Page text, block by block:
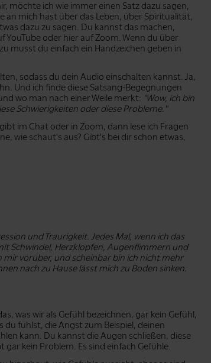
möchte ich wie immer einen Satz dazu sagen,
an mich hast über das Leben, über Spiritualität,
dazu zu sagen. Du kannst das machen,
oder hier auf Zoom. Wenn du über
musst du einfach ein Handzeichen geben in
sodass du dein Audio einschalten kannst. Ja,
Und ich finde diese Satsang-Begegnungen
wo man nach einer Weile merkt: "Wow, ich bin
Schwierigkeiten oder diese Probleme."
im Chat oder in Zoom, dann lese ich Fragen
wie schaut's aus? Gibt's bei dir schon etwas,
und Traurigkeit. Jedes Mal, wenn ich das
Schwindel, Herzklopfen, Augenflimmern und
vorüber, und scheinbar bin ich nicht mehr
nach zu Hause lässt mich zu Boden sinken.
was wir als Gefühl bezeichnen, gar kein Gefühl,
du fühlst, die Angst zum Beispiel, deinen
kann. Du kannst die Augen schließen, diese
kein Problem. Es sind einfach Gefühle.